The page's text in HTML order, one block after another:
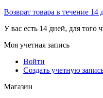
Возврат товара в течение 14
У вас есть 14 дней, для того
Моя учетная запись
Войти
Создать учетную
Магазин